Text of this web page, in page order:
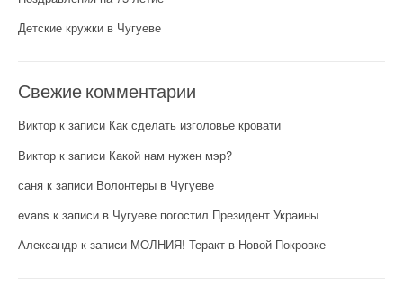
Детские кружки в Чугуеве
Свежие комментарии
Виктор к записи Как сделать изголовье кровати
Виктор к записи Какой нам нужен мэр?
саня к записи Волонтеры в Чугуеве
evans к записи в Чугуеве погостил Президент Украины
Александр к записи МОЛНИЯ! Теракт в Новой Покровке